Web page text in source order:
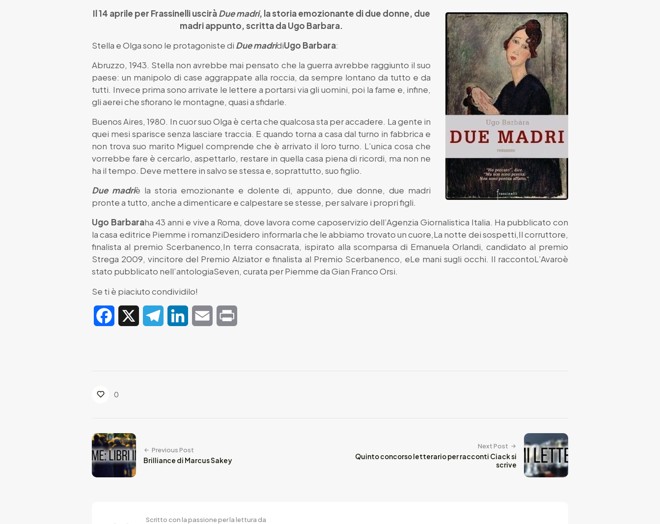
Il 14 aprile per Frassinelli usciràDue madri, la storia emozionante di due donne, due
madri appunto, scritta da Ugo Barbara.
Stella e Olga sono le protagoniste di Due madridiUgo Barbara:
Abruzzo, 1943. Stella non avrebbe mai pensato che la guerra avrebbe raggiunto il suo
paese: un manipolo di case aggrappate alla roccia, da sempre lontano da tutto e da
tutti. Invece prima sono arrivate le lettere a portarsi via gli uomini, poi la fame e, infine,
gli aerei che sfiorano le montagne, quasi a sfidarle.
Buenos Aires, 1980. In cuor suo Olga è certa che qualcosa sta per accadere. La gente in
quei mesi sparisce senza lasciare traccia. E quando torna a casa dal turno in fabbrica e
non trova suo marito Miguel comprende che è arrivato il loro turno. L’unica cosa che
vorrebbe fare è cercarlo, aspettarlo, restare in quella casa piena di ricordi, ma non ne
ha il tempo. Deve mettere in salvo se stessa e, soprattutto, suo figlio.
Due madriè la storia emozionante e dolente di, appunto, due donne, due madri
pronte a tutto, anche a dimenticare e calpestare se stesse, per salvare i propri figli.
Ugo Barbaraha 43 anni e vive a Roma, dove lavora come caposervizio dell’Agenzia Giornalistica Italia. Ha pubblicato con
la casa editrice Piemme i romanziDesidero informarla che le abbiamo trovato un cuore,La notte dei sospetti,Il corruttore,
finalista al premio Scerbanenco,In terra consacrata, ispirato alla scomparsa di Emanuela Orlandi, candidato al premio
Strega 2009, vincitore del Premio Alziator e finalista al Premio Scerbanenco, eLe mani sugli occhi. Il raccontoL’Avaroè
stato pubblicato nell’antologiaSeven, curata per Piemme da Gian Franco Orsi.
Se ti è piaciuto condividilo!
Facebook TelegramLinkedIn Email
0
Previous Post
Brilliance di Marcus Sakey
Next Post
Quinto concorso letterario per racconti Ciack si
scrive
Scritto con la passione per la lettura da